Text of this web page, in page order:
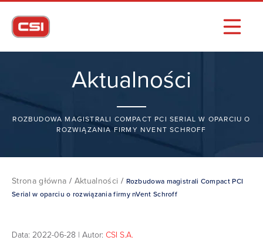
Aktualności
ROZBUDOWA MAGISTRALI COMPACT PCI SERIAL W OPARCIU O
ROZWIĄZANIA FIRMY NVENT SCHROFF
Strona główna / Aktualności / Rozbudowa magistrali Compact PCI
Serial w oparciu o rozwiązania firmy nVent Schroff
Data: 2022-06-28 | Autor: CSI S.A.